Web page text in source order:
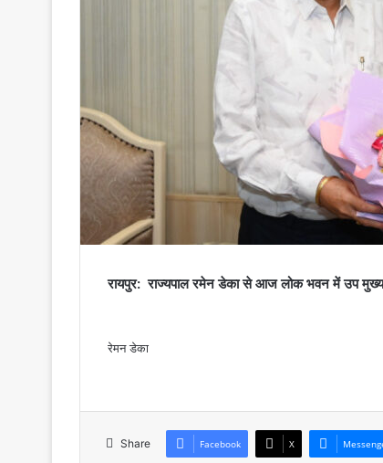
रायपुर: राज्यपाल रमेन डेका से आज लोक भवन में उप
रेमन डेका
Share Facebook X